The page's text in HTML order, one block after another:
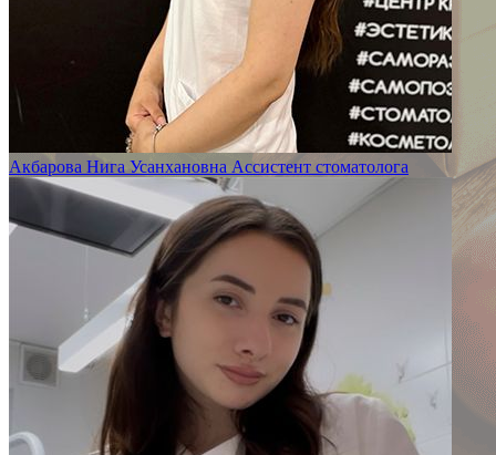
Акбарова Нига Усанхановна Ассистент стоматолога